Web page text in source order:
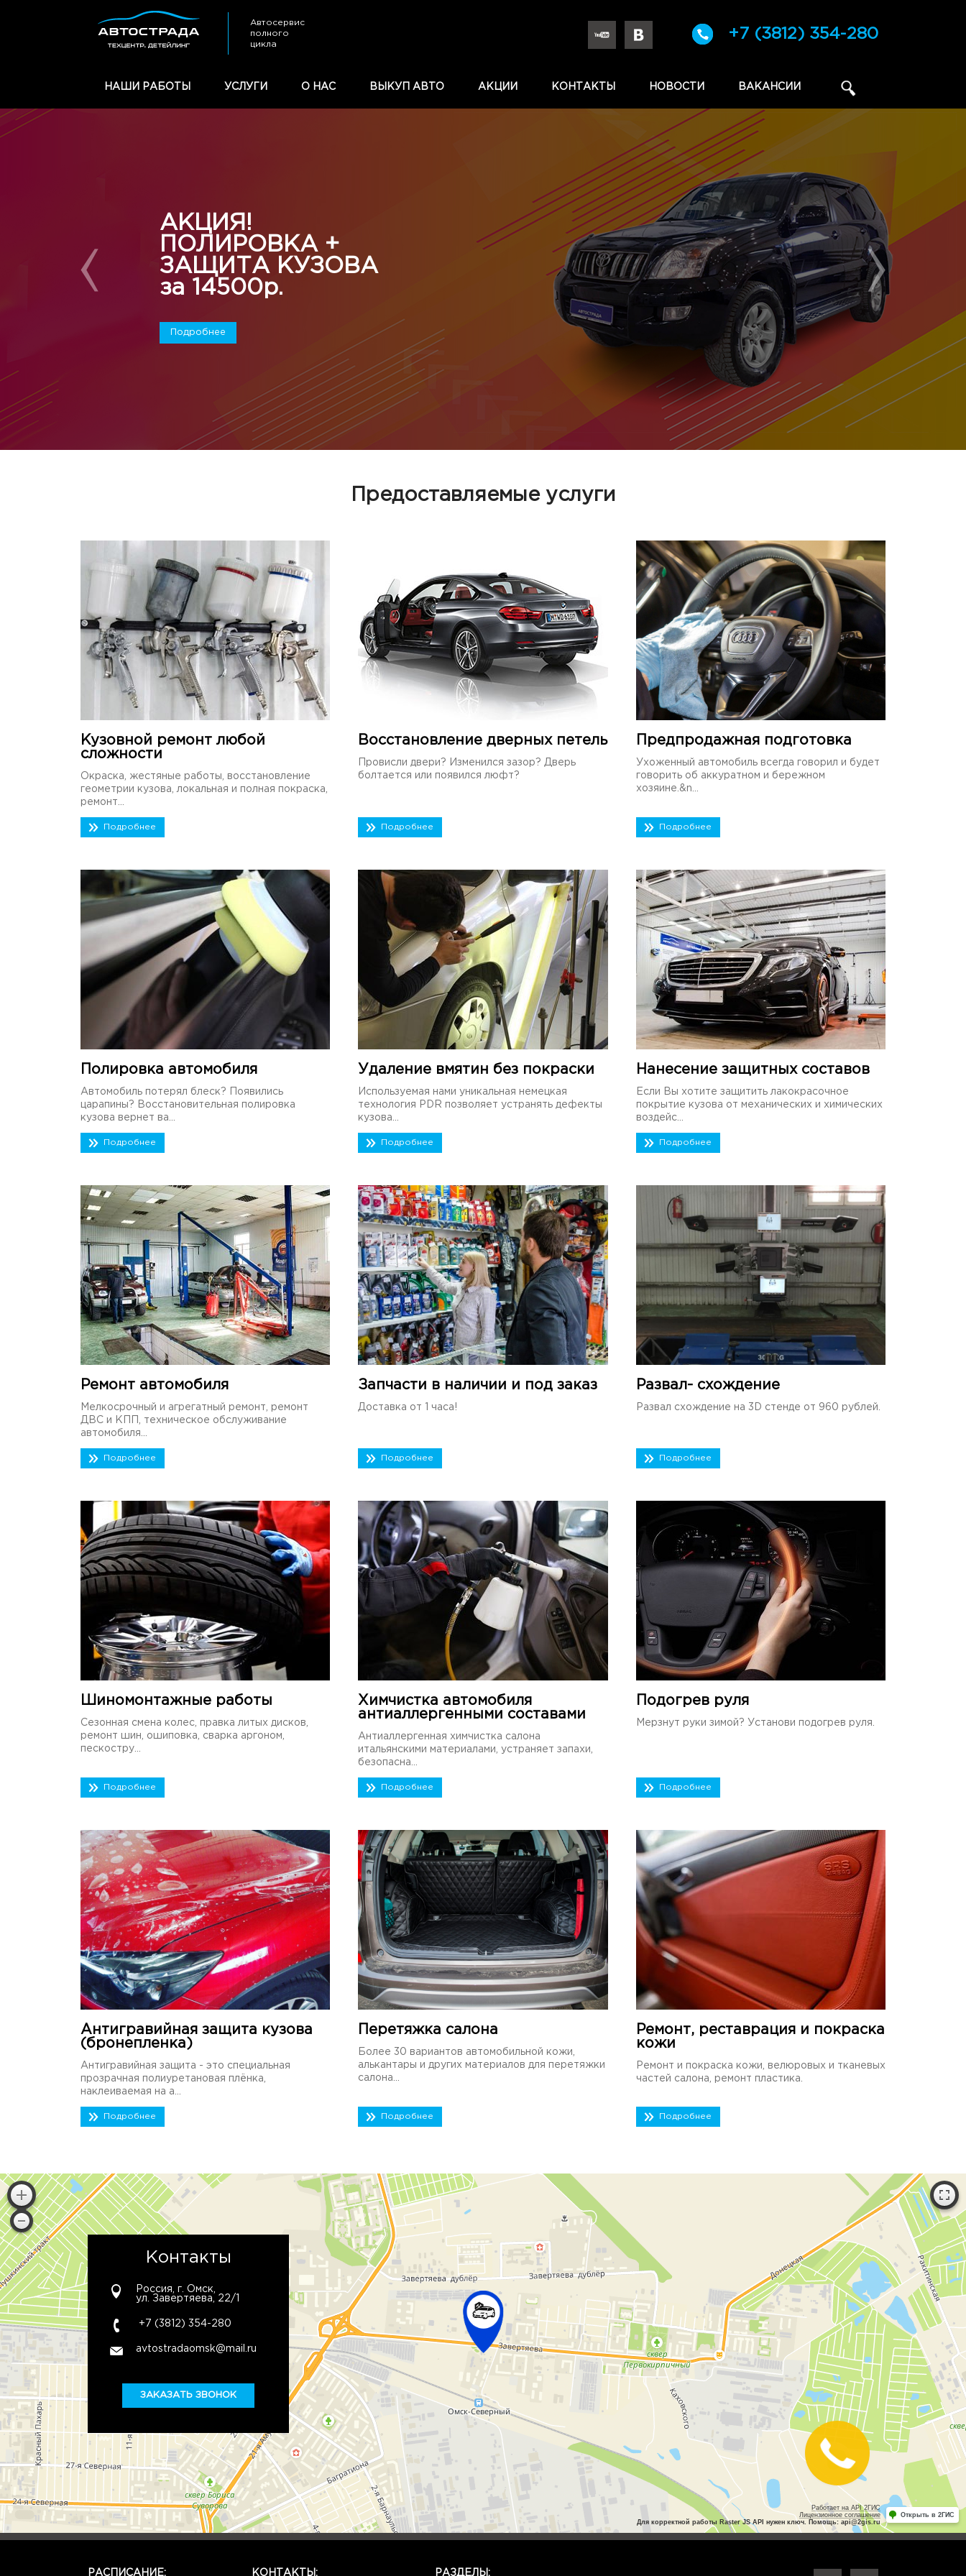
+7 (3812) 354-280
Автосервис
полного
цикла
НАШИ РАБОТЫ УСЛУГИ О НАС ВЫКУП АВТО АКЦИИ КОНТАКТЫ НОВОСТИ ВАКАНСИИ
АКЦИЯ!
ПОЛИРОВКА +
ЗАЩИТА КУЗОВА
за 14500р.
Подробнее
Предоставляемые услуги
Кузовной ремонт любой
сложности
Окраска, жестяные работы, восстановление
геометрии кузова, локальная и полная покраска,
ремонт...
Подробнее
Восстановление дверных петель
Провисли двери? Изменился зазор? Дверь
болтается или появился люфт?
Подробнее
Предпродажная подготовка
Ухоженный автомобиль всегда говорил и будет
говорить об аккуратном и бережном
хозяине.&n...
Подробнее
Полировка автомобиля
Автомобиль потерял блеск? Появились
царапины? Восстановительная полировка
кузова вернет ва...
Подробнее
Удаление вмятин без покраски
Используемая нами уникальная немецкая
технология PDR позволяет устранять дефекты
кузова...
Подробнее
Нанесение защитных составов
Если Вы хотите защитить лакокрасочное
покрытие кузова от механических и химических
воздейс...
Подробнее
Ремонт автомобиля
Мелкосрочный и агрегатный ремонт, ремонт
ДВС и КПП, техническое обслуживание
автомобиля...
Подробнее
Запчасти в наличии и под заказ
Доставка от 1 часа!
Подробнее
Развал- схождение
Развал схождение на 3D стенде от 960 рублей.
Подробнее
Шиномонтажные работы
Сезонная смена колес, правка литых дисков,
ремонт шин, ошиповка, сварка аргоном,
пескостру...
Подробнее
Химчистка автомобиля
антиаллергенными составами
Антиаллергенная химчистка салона
итальянскими материалами, устраняет запахи,
безопасна...
Подробнее
Подогрев руля
Мерзнут руки зимой? Установи подогрев руля.
Подробнее
Антигравийная защита кузова
(бронепленка)
Антигравийная защита - это специальная
прозрачная полиуретановая плёнка,
наклеиваемая на а...
Подробнее
Перетяжка салона
Более 30 вариантов автомобильной кожи,
алькантары и других материалов для перетяжки
салона...
Подробнее
Ремонт, реставрация и покраска
кожи
Ремонт и покраска кожи, велюровых и тканевых
частей салона, ремонт пластика.
Подробнее
Контакты
Россия, г. Омск,
ул. Завертяева, 22/1
+7 (3812) 354-280
avtostradaomsk@mail.ru
ЗАКАЗАТЬ ЗВОНОК
Работает на API 2ГИС
Лицензионное соглашение
Для корректной работы Raster JS API нужен ключ. Помощь: api@2gis.ru
Открыть в 2ГИС
РАСПИСАНИЕ: КОНТАКТЫ: РАЗДЕЛЫ:
Закажите
звонок